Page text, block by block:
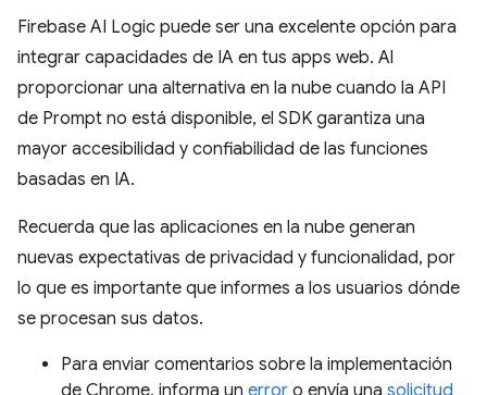
Firebase AI Logic puede ser una excelente opción para
integrar capacidades de IA en tus apps web. Al
proporcionar una alternativa en la nube cuando la API
de Prompt no está disponible, el SDK garantiza una
mayor accesibilidad y confiabilidad de las funciones
basadas en IA.
Recuerda que las aplicaciones en la nube generan
nuevas expectativas de privacidad y funcionalidad, por
lo que es importante que informes a los usuarios dónde
se procesan sus datos.
Para enviar comentarios sobre la implementación